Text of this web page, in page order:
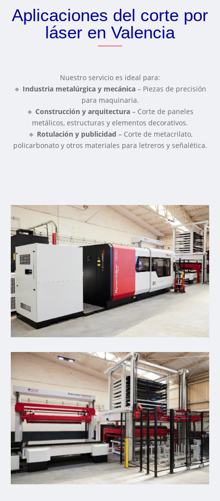
Aplicaciones del corte por
láser en Valencia
Nuestro servicio es ideal para:
🔹 Industria metalúrgica y mecánica – Piezas de precisión
para maquinaria.
🔹 Construcción y arquitectura – Corte de paneles
metálicos, estructuras y elementos decorativos.
🔹 Rotulación y publicidad – Corte de metacrilato,
policarbonato y otros materiales para letreros y señalética.